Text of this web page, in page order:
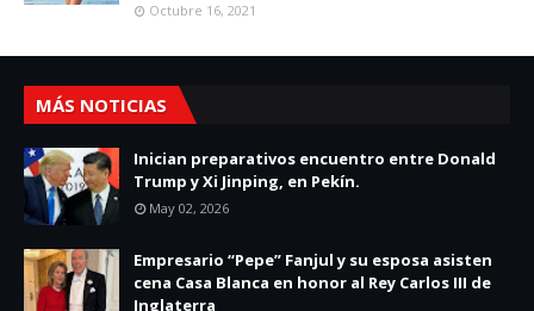
Octubre 16, 2021
MÁS NOTICIAS
Inician preparativos encuentro entre Donald
Trump y Xi Jinping, en Pekín.
May 02, 2026
Empresario “Pepe” Fanjul y su esposa asisten
cena Casa Blanca en honor al Rey Carlos III de
Inglaterra